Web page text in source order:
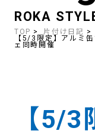
ROKA
TOP 片付け日記
【5/3限定】アルミ
ェ同時開催
【5/